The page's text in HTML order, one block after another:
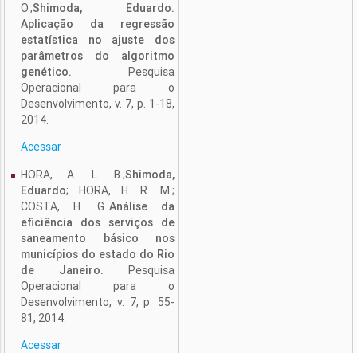
O.;Shimoda, Eduardo.
Aplicação da regressão
estatística no ajuste dos
parâmetros do algoritmo
genético. Pesquisa
Operacional para o
Desenvolvimento, v. 7, p. 1-18,
2014.
Acessar
HORA, A. L. B.;Shimoda,
Eduardo; HORA, H. R. M.;
COSTA, H. G..Análise da
eficiência dos serviços de
saneamento básico nos
municípios do estado do Rio
de Janeiro. Pesquisa
Operacional para o
Desenvolvimento, v. 7, p. 55-
81, 2014.
Acessar